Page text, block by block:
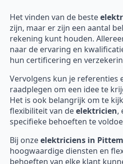
Het vinden van de beste
zijn, maar er zijn een aantal
rekening kunt houden.
naar de ervaring en
hun certificering en
Vervolgens kun je referenties
raadplegen om een idee te
Het is ook belangrijk om te
flexibiliteit van deelektricien,
specifieke behoeften te
Bij onzeelektriciens in Pittem
hoogwaardige diensten en
behoeften van elke klant